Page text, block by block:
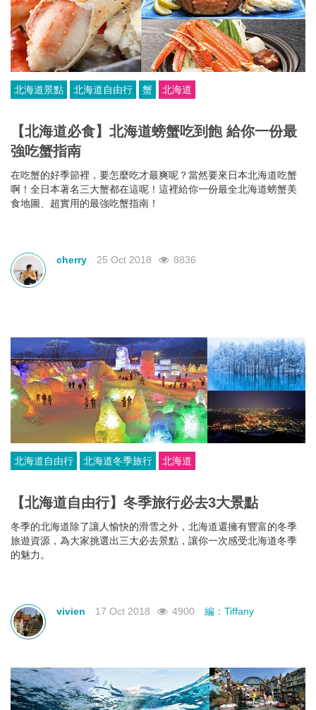
北海道景點 北海道自由行 蟹 北海道
【北海道必食】北海道螃蟹吃到飽 給你一份最
強吃蟹指南
在吃蟹的好季節裡，要怎麼吃才最爽呢？當然要來日本北海道吃蟹
啊！全日本著名三大蟹都在這呢！這裡給你一份最全北海道螃蟹美
食地圖、超實用的最強吃蟹指南！
cherry 25 Oct 2018 8836
北海道自由行 北海道冬季旅行 北海道
【北海道自由行】冬季旅行必去3大景點
冬季的北海道除了讓人愉快的滑雪之外，北海道還擁有豐富的冬季
旅遊資源，為大家挑選出三大必去景點，讓你一次感受北海道冬季
的魅力。
vivien 17 Oct 2018 4900 編：Tiffany